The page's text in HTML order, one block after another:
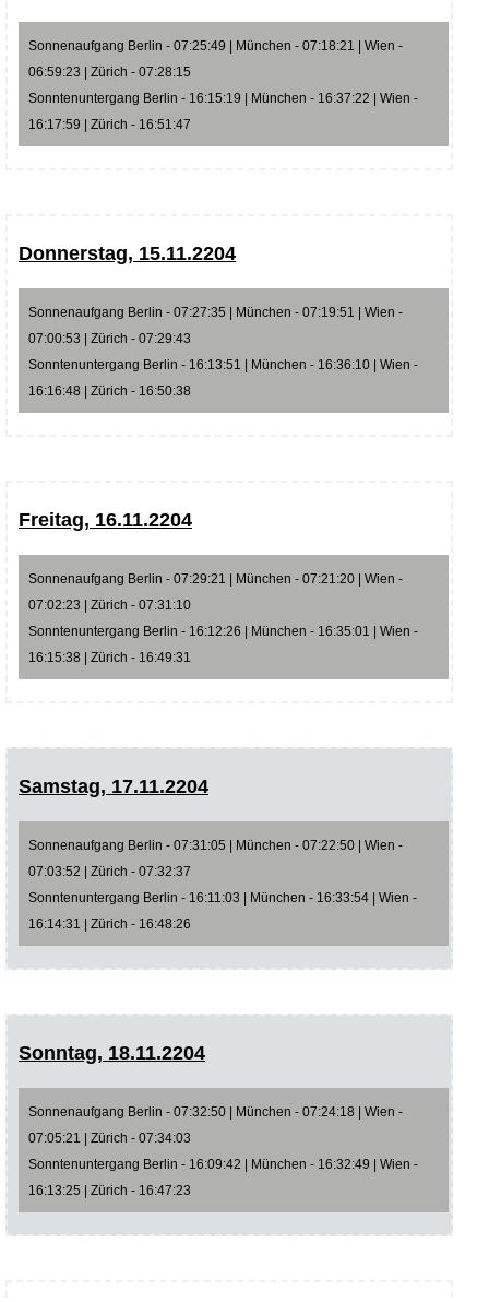
Sonnenaufgang Berlin - 07:25:49 | München - 07:18:21 | Wien -
06:59:23 | Zürich - 07:28:15
Sonntenuntergang Berlin - 16:15:19 | München - 16:37:22 | Wien -
16:17:59 | Zürich - 16:51:47
Donnerstag, 15.11.2204
Sonnenaufgang Berlin - 07:27:35 | München - 07:19:51 | Wien -
07:00:53 | Zürich - 07:29:43
Sonntenuntergang Berlin - 16:13:51 | München - 16:36:10 | Wien -
16:16:48 | Zürich - 16:50:38
Freitag, 16.11.2204
Sonnenaufgang Berlin - 07:29:21 | München - 07:21:20 | Wien -
07:02:23 | Zürich - 07:31:10
Sonntenuntergang Berlin - 16:12:26 | München - 16:35:01 | Wien -
16:15:38 | Zürich - 16:49:31
Samstag, 17.11.2204
Sonnenaufgang Berlin - 07:31:05 | München - 07:22:50 | Wien -
07:03:52 | Zürich - 07:32:37
Sonntenuntergang Berlin - 16:11:03 | München - 16:33:54 | Wien -
16:14:31 | Zürich - 16:48:26
Sonntag, 18.11.2204
Sonnenaufgang Berlin - 07:32:50 | München - 07:24:18 | Wien -
07:05:21 | Zürich - 07:34:03
Sonntenuntergang Berlin - 16:09:42 | München - 16:32:49 | Wien -
16:13:25 | Zürich - 16:47:23